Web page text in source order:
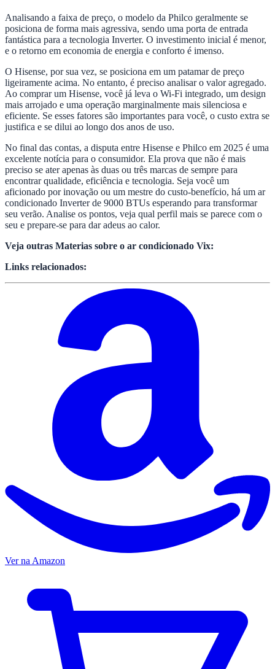
Analisando a faixa de preço, o modelo da Philco geralmente se
posiciona de forma mais agressiva, sendo uma porta de entrada
fantástica para a tecnologia Inverter. O investimento inicial é menor,
e o retorno em economia de energia e conforto é imenso.
O Hisense, por sua vez, se posiciona em um patamar de preço
ligeiramente acima. No entanto, é preciso analisar o valor agregado.
Ao comprar um Hisense, você já leva o Wi-Fi integrado, um design
mais arrojado e uma operação marginalmente mais silenciosa e
eficiente. Se esses fatores são importantes para você, o custo extra se
justifica e se dilui ao longo dos anos de uso.
No final das contas, a disputa entre Hisense e Philco em 2025 é uma
excelente notícia para o consumidor. Ela prova que não é mais
preciso se ater apenas às duas ou três marcas de sempre para
encontrar qualidade, eficiência e tecnologia. Seja você um
aficionado por inovação ou um mestre do custo-benefício, há um ar
condicionado Inverter de 9000 BTUs esperando para transformar
seu verão. Analise os pontos, veja qual perfil mais se parece com o
seu e prepare-se para dar adeus ao calor.
Veja outras Materias sobre o ar condicionado Vix:
Links relacionados:
Ver na Amazon